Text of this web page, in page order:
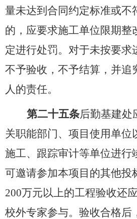
量未达到合同约定标准或不
的，应要求施工单位限期整
定进行处罚。对于未按要求
不予验收，不予结算，并追
人的责任。
第二十五条后勤基建处
关职能部门、项目使用单位
施工、跟踪审计等单位进行
可邀请参加本项目的其他投
200万元以上的工程验收还
校外专家参与。验收合格后